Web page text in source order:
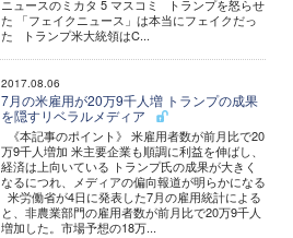
ニュースのミカタ 5 マスコミ トランプを怒らせ
た 「フェイクニュース」は本当にフェイクだっ
た トランプ米大統領はC...
2017.08.06
7月の米雇用が20万9千人増 トランプの成果
を隠すリベラルメディア
《本記事のポイント》 米雇用者数が前月比で20
万9千人増加 米主要企業も順調に利益を伸ばし、
経済は上向いている トランプ氏の成果が大きく
なるにつれ、メディアの偏向報道が明らかになる
米労働省が4日に発表した7月の雇用統計による
と、非農業部門の雇用者数が前月比で20万9千人
増加した。市場予想の18万...